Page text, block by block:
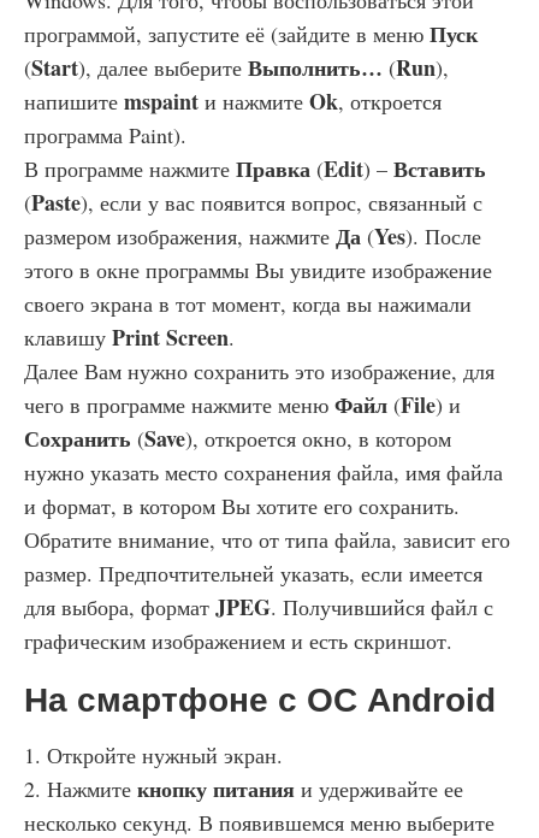
программой, запустите её (зайдите в меню Пуск
(Start), далее выберите Выполнить… (Run),
напишите mspaint и нажмите Ok, откроется
программа Paint).
В программе нажмите Правка (Edit) – Вставить
(Paste), если у вас появится вопрос, связанный с
размером изображения, нажмите Да (Yes). После
этого в окне программы Вы увидите изображение
своего экрана в тот момент, когда вы нажимали
клавишу Print Screen.
Далее Вам нужно сохранить это изображение, для
чего в программе нажмите меню Файл (File) и
Сохранить (Save), откроется окно, в котором
нужно указать место сохранения файла, имя файла
и формат, в котором Вы хотите его сохранить.
Обратите внимание, что от типа файла, зависит его
размер. Предпочтительней указать, если имеется
для выбора, формат JPEG. Получившийся файл с
графическим изображением и есть скриншот.
На смартфоне с ОС Android
1. Откройте нужный экран.
2. Нажмите кнопку питания и удерживайте ее
несколько секунд. В появившемся меню выберите